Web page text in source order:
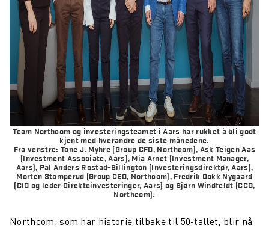
Team Northcom og investeringsteamet i Aars har rukket å bli godt
kjent med hverandre de siste månedene.
Fra venstre: Tone J. Myhre (Group CFO, Northcom), Ask Teigen Aas
(Investment Associate, Aars), Mia Arnet (Investment Manager,
Aars), Pål Anders Rostad-Billington (Investeringsdirektør, Aars),
Morten Stomperud (Group CEO, Northcom), Fredrik Dokk Nygaard
(CIO og leder Direkteinvesteringer, Aars) og Bjørn Windfeldt (CCO,
Northcom).
Northcom, som har historie tilbake til 50-tallet, blir nå